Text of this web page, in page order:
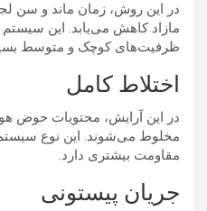
در این روش، زمان ماند و سن
مازاد کاهش می‌یابد. این
ظرفیت‌های کوچک و متوسط
اختلاط کامل
در این آرایش، محتویات حوض
مخلوط می‌شوند. این نوع سیستم
مقاومت بیشتری دارد.
جریان پیستونی